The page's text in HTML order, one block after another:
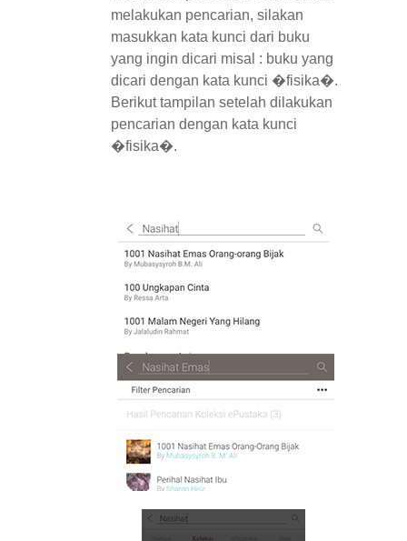
melakukan pencarian, silakan
masukkan kata kunci dari buku
yang ingin dicari misal : buku yang
dicari dengan kata kunci �fisika�.
Berikut tampilan setelah dilakukan
pencarian dengan kata kunci
�fisika�.